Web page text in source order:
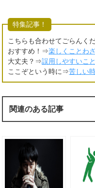
特集記事！
こちらも合わせてごらんく
おすすめ！⇒楽しくことわ
大丈夫？⇒誤用しやすいこ
ここぞという時に⇒苦しい
関連のある記事